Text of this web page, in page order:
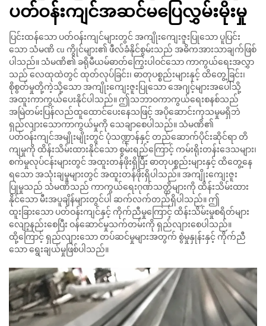
ပတ်ဝန်းကျင်အဆင်မပြေလွှမ်းမိုးမှု
ပြင်းထန်သော ပတ်ဝန်းကျင်များတွင် အကျိုးကျေးဇူးပြုသော ပူပြင်း
သော သံမဏိ cu ကွိုင်များ၏ ဖီလ်ခံနိုင်စွမ်းသည် အဓိကအားသာချက်ဖြစ်
ပါသည်။ သံမဏိ၏ ခရိုမီယမ်ဓာတ်ကြွေးပါဝင်သော ကာကွယ်ရေးအလွှာ
သည် လေထုထဲတွင် ထုတ်လုပ်ခြင်း၊ ဓာတုပစ္စည်းများနှင့် ထိတွေ့ခြင်း၊
စိုစွတ်မှုတို့ကဲ့သို့သော အကျိုးကျေးဇူးပြုသော အေဂျင့်များအပေါ်သို့
အထူးကာကွယ်ပေးနိုင်ပါသည်။ ဤသဘာဝကာကွယ်ရေးစနစ်သည်
အမြဲတမ်းပြန်လည်ထူထောင်ပေးနေသဖြင့် အပိုဆောင်းကုသမှုမရှိဘဲ
ရှည်လျားသောကာကွယ်မှုကို သေချာစေပါသည်။ သံမဏိ၏
ပတ်ဝန်းကျင်အမျိုးမျိုးတွင် ပုံသဏ္ဍာန်နှင့် တည်ဆောက်ပိုင်းဆိုင်ရာ တိ
ကျမှုကို ထိန်းသိမ်းထားနိုင်သော စွမ်းရည်ကြောင့် ကမ်းရိုးတန်းဒေသများ၊
စက်မှုလုပ်ငန်းများတွင် အထူးတန်ဖိုးရှိပြီး ဓာတုပစ္စည်းများနှင့် ထိတွေ့နေ
ရသော အသုံးချမှုများတွင် အထူးတန်ဖိုးရှိပါသည်။ အကျိုးကျေးဇူး
ပြုမှုသည် သံမဏိသည် ကာကွယ်ရေးဂုဏ်သတ္တိများကို ထိန်းသိမ်းထား
နိုင်သော မီးအပူချိန်များတွင်ပါ ဆက်လက်တည်ရှိပါသည်။ ဤ
ထူးခြားသော ပတ်ဝန်းကျင်နှင့် ကိုက်ညီမှုကြောင့် ထိန်းသိမ်းမှုစရိတ်များ
လျော့နည်းစေပြီး ဝန်ဆောင်မှုသက်တမ်းကို ရှည်လျားစေပါသည်။
ထို့ကြောင့် ရှည်လျားသော တပ်ဆင်မှုများအတွက် စွဲမှုနှုန်းနှင့် ကိုက်ညီ
သော ရွေးချယ်မှုဖြစ်ပါသည်။